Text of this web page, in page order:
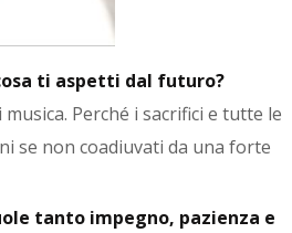
ti aspetti dal futuro?
Perché i sacrifici e tutte le
se non coadiuvati da una forte
tanto impegno, pazienza e